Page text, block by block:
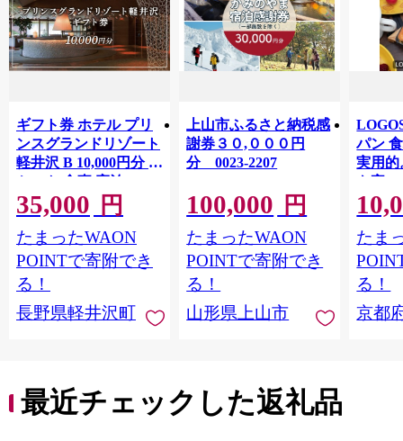
ギフト券 ホテル プリ
ンスグランドリゾート
軽井沢 B 10,000円分 チ
ケット 食事 宿泊
35,000 円
たまったWAON
POINTで寄附でき
る！
長野県軽井沢町
上山市ふるさと納税感
謝券３０,０００円
分 0023-2207
100,000 円
たまったWAON
POINTで寄附でき
る！
山形県上山市
パン
実用的
も家
たま
る！
京都
最近チェックした返礼品